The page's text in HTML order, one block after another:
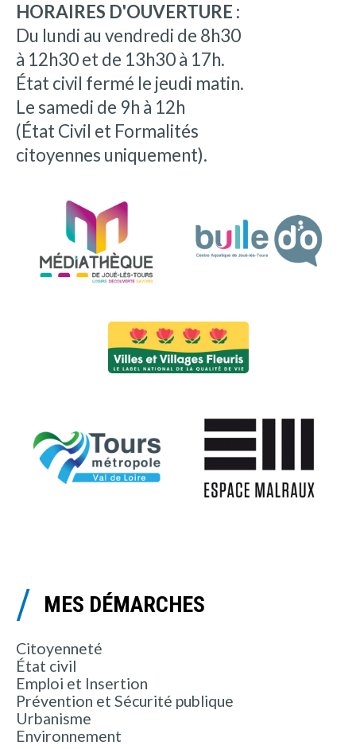
HORAIRES D'OUVERTURE :
Du lundi au vendredi de 8h30
à 12h30 et de 13h30 à 17h.
État civil fermé le jeudi matin.
Le samedi de 9h à 12h
(État Civil et Formalités
citoyennes uniquement).
MES DÉMARCHES
Citoyenneté
État civil
Emploi et Insertion
Prévention et Sécurité publique
Urbanisme
Environnement